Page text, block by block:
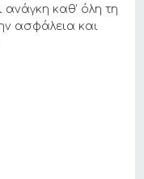
καθ’ όλη τη
ασφάλεια και